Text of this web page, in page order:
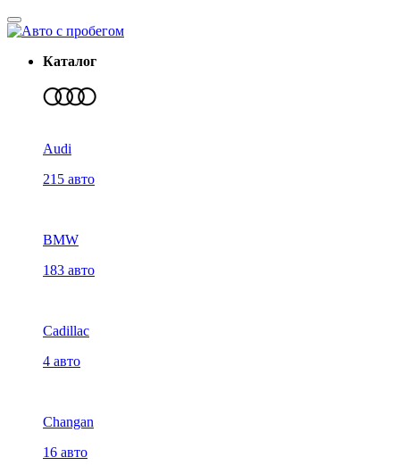
Каталог
Audi
215 авто
BMW
183 авто
Cadillac
4 авто
Changan
16 авто